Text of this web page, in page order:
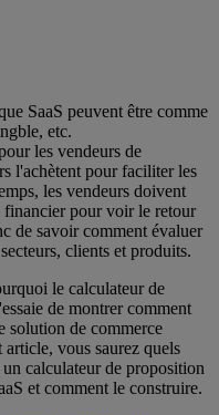
SaaS peuvent être comme
etc.
les vendeurs de
l'achètent pour faciliter les
les vendeurs doivent
financier pour voir le retour
de savoir comment évaluer
clients et produits.
le calculateur de
de montrer comment
solution de commerce
vous saurez quels
calculateur de proposition
et comment le construire.